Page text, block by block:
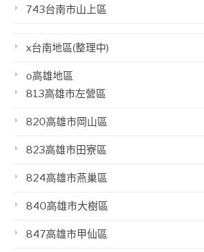
743台南市山上區
x台南地區(整理中)
o高雄地區
813高雄市左營區
820高雄市岡山區
823高雄市田寮區
824高雄市燕巢區
840高雄市大樹區
847高雄市甲仙區